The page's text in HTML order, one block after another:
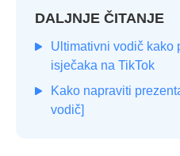
DALJNJE ČITANJE
Ultimativni vodič kako
isječaka na TikTok
Kako napraviti
vodič]